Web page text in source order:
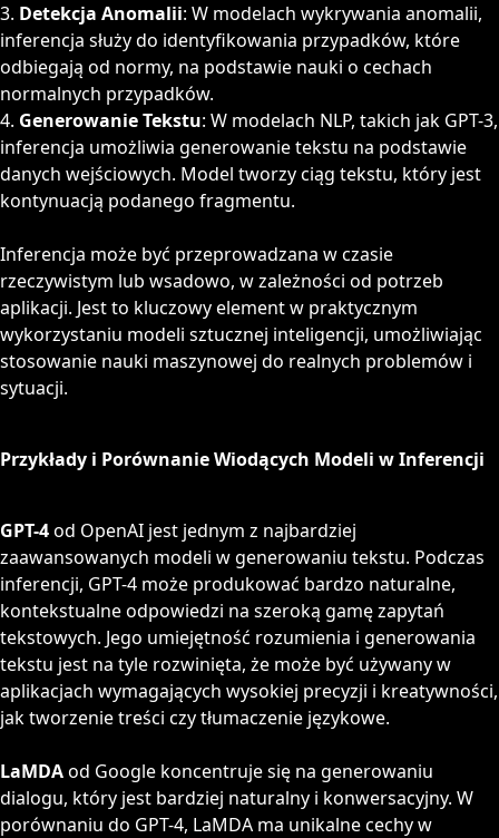
Detekcja Anomalii: W modelach wykrywania anomalii,
inferencja służy do identyfikowania przypadków, które
odbiegają od normy, na podstawie nauki o cechach
normalnych przypadków.
Generowanie Tekstu: W modelach NLP, takich jak GPT-3,
inferencja umożliwia generowanie tekstu na podstawie
danych wejściowych. Model tworzy ciąg tekstu, który jest
kontynuacją podanego fragmentu.
Inferencja może być przeprowadzana w czasie
rzeczywistym lub wsadowo, w zależności od potrzeb
aplikacji. Jest to kluczowy element w praktycznym
wykorzystaniu modeli sztucznej inteligencji, umożliwiając
stosowanie nauki maszynowej do realnych problemów i
sytuacji.
Przykłady i Porównanie Wiodących Modeli w Inferencji
GPT-4od OpenAI jest jednym z najbardziej
zaawansowanych modeli w generowaniu tekstu. Podczas
inferencji, GPT-4 może produkować bardzo naturalne,
kontekstualne odpowiedzi na szeroką gamę zapytań
tekstowych. Jego umiejętność rozumienia i generowania
tekstu jest na tyle rozwinięta, że może być używany w
aplikacjach wymagających wysokiej precyzji i kreatywności,
jak tworzenie treści czy tłumaczenie językowe.
LaMDAod Google koncentruje się na generowaniu
dialogu, który jest bardziej naturalny i konwersacyjny. W
porównaniu do GPT-4, LaMDA ma unikalne cechy w